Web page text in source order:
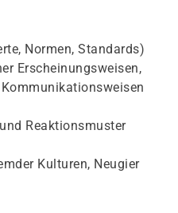
Normen, Standards)
Erscheinungsweisen,
Reaktionsmuster
Kulturen, Neugier